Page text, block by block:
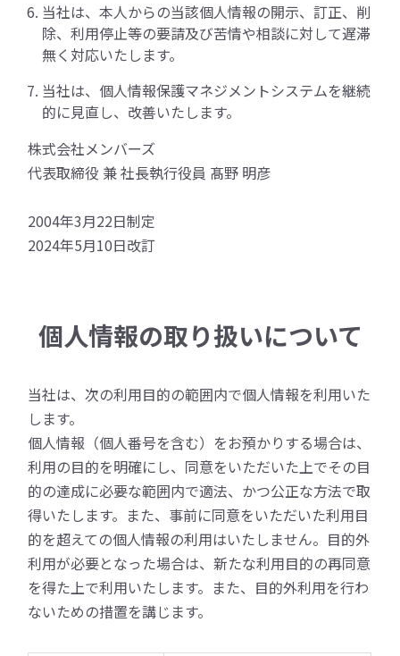
当社は、本人からの当該個人情報の開示、訂正、削
除、利用停止等の要請及び苦情や相談に対して遅滞
無く対応いたします。
当社は、個人情報保護マネジメントシステムを継続
的に見直し、改善いたします。
株式会社メンバーズ
代表取締役 兼 社長執行役員 髙野 明彦
2004年3月22日制定
2024年5月10日改訂
個人情報の取り扱いについて
当社は、次の利用目的の範囲内で個人情報を利用いた
します。
個人情報（個人番号を含む）をお預かりする場合は、
利用の目的を明確にし、同意をいただいた上でその目
的の達成に必要な範囲内で適法、かつ公正な方法で取
得いたします。また、事前に同意をいただいた利用目
的を超えての個人情報の利用はいたしません。目的外
利用が必要となった場合は、新たな利用目的の再同意
を得た上で利用いたします。また、目的外利用を行わ
ないための措置を講じます。